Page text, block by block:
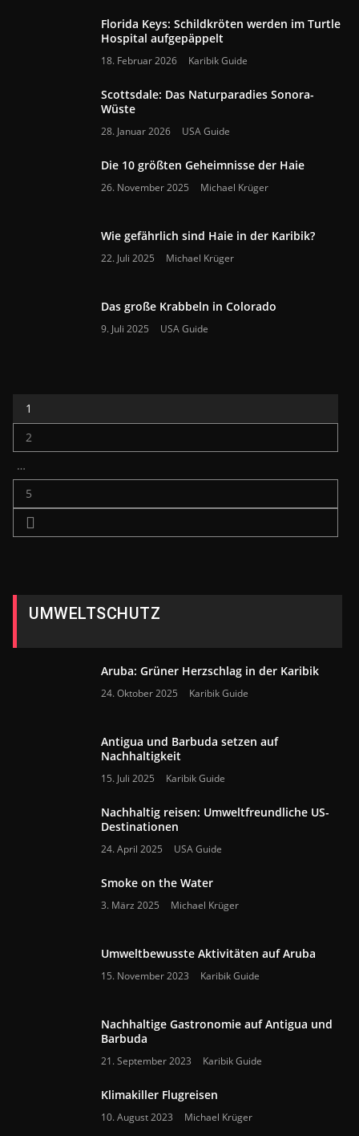
Florida Keys: Schildkröten werden im Turtle
Hospital aufgepäppelt
18. Februar 2026 Karibik Guide
Scottsdale: Das Naturparadies Sonora-
Wüste
28. Januar 2026 USA Guide
Die 10 größten Geheimnisse der Haie
26. November 2025 Michael Krüger
Wie gefährlich sind Haie in der Karibik?
22. Juli 2025 Michael Krüger
Das große Krabbeln in Colorado
9. Juli 2025 USA Guide
1
2
…
5
UMWELTSCHUTZ
Aruba: Grüner Herzschlag in der Karibik
24. Oktober 2025 Karibik Guide
Antigua und Barbuda setzen auf
Nachhaltigkeit
15. Juli 2025 Karibik Guide
Nachhaltig reisen: Umweltfreundliche US-
Destinationen
24. April 2025 USA Guide
Smoke on the Water
3. März 2025 Michael Krüger
Umweltbewusste Aktivitäten auf Aruba
15. November 2023 Karibik Guide
Nachhaltige Gastronomie auf Antigua und
Barbuda
21. September 2023 Karibik Guide
Klimakiller Flugreisen
10. August 2023 Michael Krüger